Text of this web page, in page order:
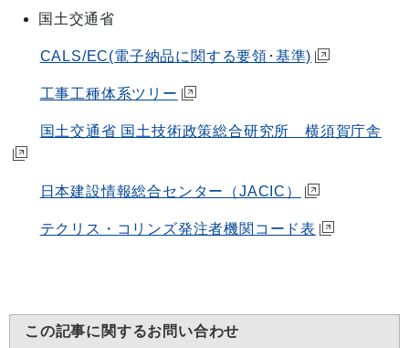
国土交通省
CALS/EC(電子納品に関する要領･基準)
工事工種体系ツリー
国土交通省 国土技術政策総合研究所 横須賀庁舎
日本建設情報総合センター（JACIC）
テクリス・コリンズ発注者機関コード表
この記事に関するお問い合わせ